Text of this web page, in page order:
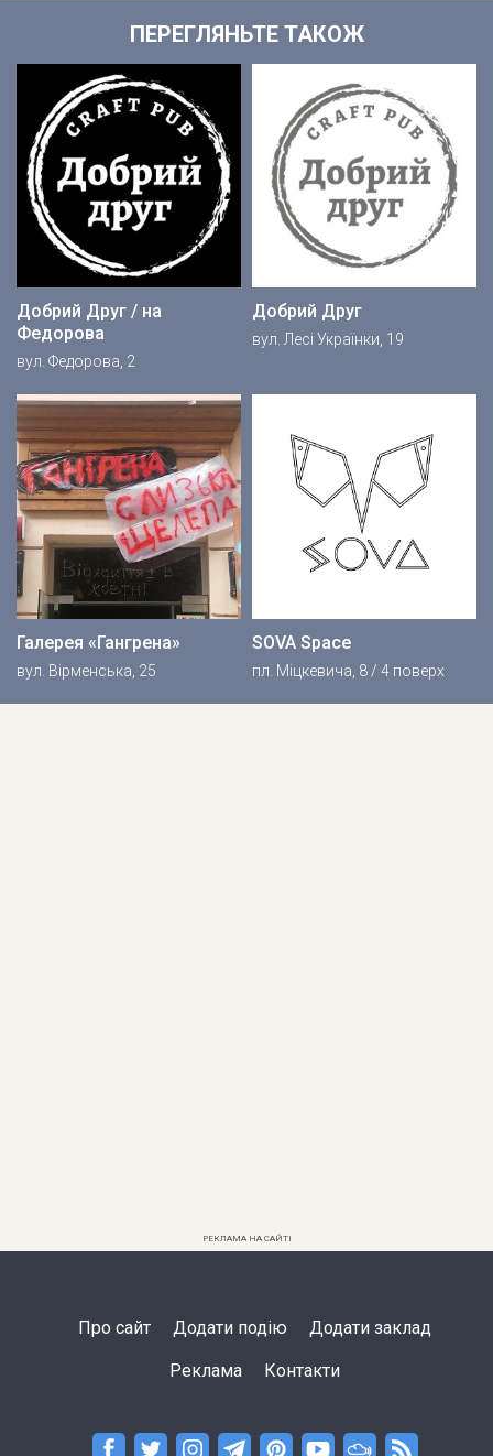
ПЕРЕГЛЯНЬТЕ ТАКОЖ
Добрий Друг / на
Федорова
вул. Федорова, 2
Добрий Друг
вул. Лесі Українки, 19
Галерея «Гангрена»
вул. Вірменська, 25
SOVA Space
пл. Міцкевича, 8 / 4 поверх
РЕКЛАМА НА САЙТІ
Про сайт Додати подію Додати заклад
Реклама Контакти